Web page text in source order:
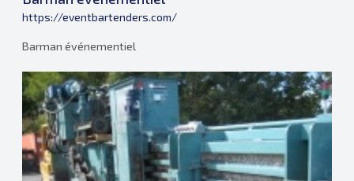
https://eventbartenders.com/
Barman événementiel